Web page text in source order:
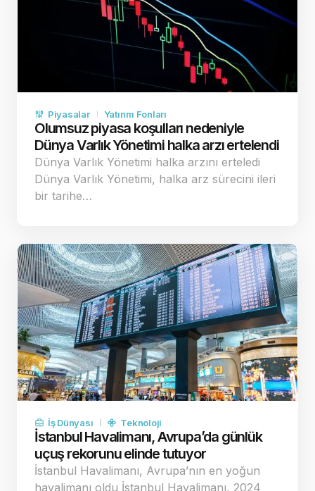
Piyasalar Yatırım Fonları
Olumsuz piyasa koşulları nedeniyle
Dünya Varlık Yönetimi halka arzı ertelendi
Dünya Varlık Yönetimi halka arzını erteledi
Dünya Varlık Yönetimi, halka arz sürecini ileri
bir tarihe…
İş Dünyası Teknoloji
İstanbul Havalimanı, Avrupa’da günlük
uçuş rekorunu elinde tutuyor
İstanbul Havalimanı, Avrupa’nın en yoğun
havalimanı oldu İstanbul Havalimanı, 2024